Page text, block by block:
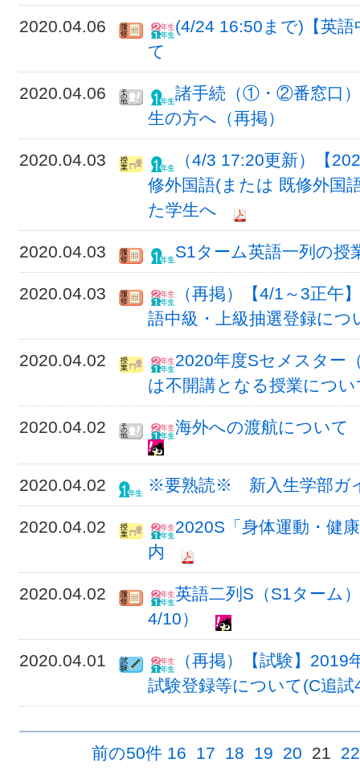
2020.04.06
(4/24 16:50まで)【英
て
2020.04.06
諸手続（①・②番窓口
生の方へ（再掲）
2020.04.03
（4/3 17:20更新）【
修外国語(または 既修外国
た学生へ
2020.04.03 S1ターム英語一列の授
2020.04.03
（再掲）【4/1～3正午
語中級・上級抽選登録につ
2020.04.02
2020年度Sセメスター
は不開講となる授業につ
2020.04.02 海外への渡航について
2020.04.02 ※要熟読※ 新入生学部ガ
2020.04.02
2020S「身体運動・健
内
2020.04.02
英語二列S（S1ターム
4/10）
2020.04.01
（再掲）【試験】
試験登録等について(C追試
前の50件 16 17 18 19 20 21 22